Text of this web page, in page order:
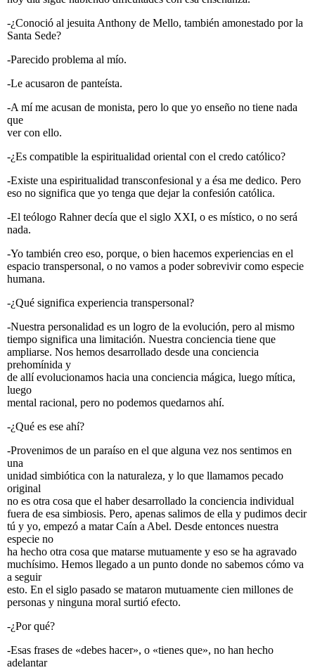
-¿Conoció al jesuita Anthony de Mello, también amonestado por la
Santa Sede?
-Parecido problema al mío.
-Le acusaron de panteísta.
-A mí me acusan de monista, pero lo que yo enseño no tiene nada
que
ver con ello.
-¿Es compatible la espiritualidad oriental con el credo católico?
-Existe una espiritualidad transconfesional y a ésa me dedico. Pero
eso no significa que yo tenga que dejar la confesión católica.
-El teólogo Rahner decía que el siglo XXI, o es místico, o no será
nada.
-Yo también creo eso, porque, o bien hacemos experiencias en el
espacio transpersonal, o no vamos a poder sobrevivir como especie
humana.
-¿Qué significa experiencia transpersonal?
-Nuestra personalidad es un logro de la evolución, pero al mismo
tiempo significa una limitación. Nuestra conciencia tiene que
ampliarse. Nos hemos desarrollado desde una conciencia
prehomínida y
de allí evolucionamos hacia una conciencia mágica, luego mítica,
luego
mental racional, pero no podemos quedarnos ahí.
-¿Qué es ese ahí?
-Provenimos de un paraíso en el que alguna vez nos sentimos en
una
unidad simbiótica con la naturaleza, y lo que llamamos pecado
original
no es otra cosa que el haber desarrollado la conciencia individual
fuera de esa simbiosis. Pero, apenas salimos de ella y pudimos decir
tú y yo, empezó a matar Caín a Abel. Desde entonces nuestra
especie no
ha hecho otra cosa que matarse mutuamente y eso se ha agravado
muchísimo. Hemos llegado a un punto donde no sabemos cómo va
a seguir
esto. En el siglo pasado se mataron mutuamente cien millones de
personas y ninguna moral surtió efecto.
-¿Por qué?
-Esas frases de «debes hacer», o «tienes que», no han hecho
adelantar